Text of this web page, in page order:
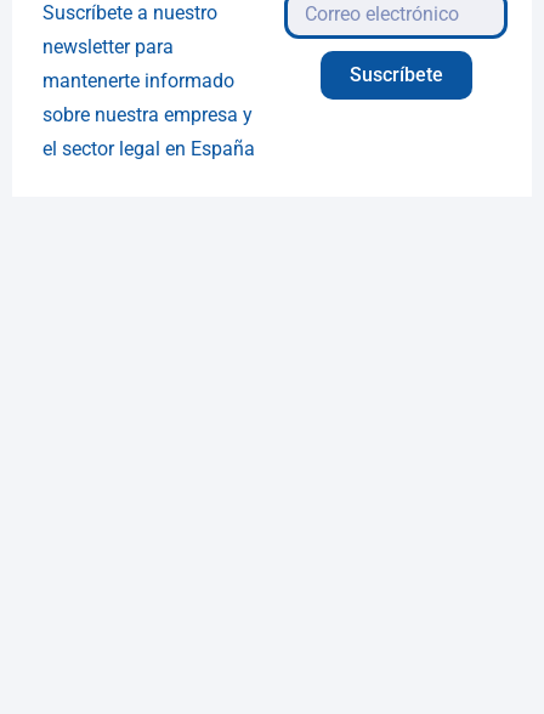
Suscríbete a nuestro
newsletter para
mantenerte informado
sobre nuestra empresa y
el sector legal en España
Suscríbete